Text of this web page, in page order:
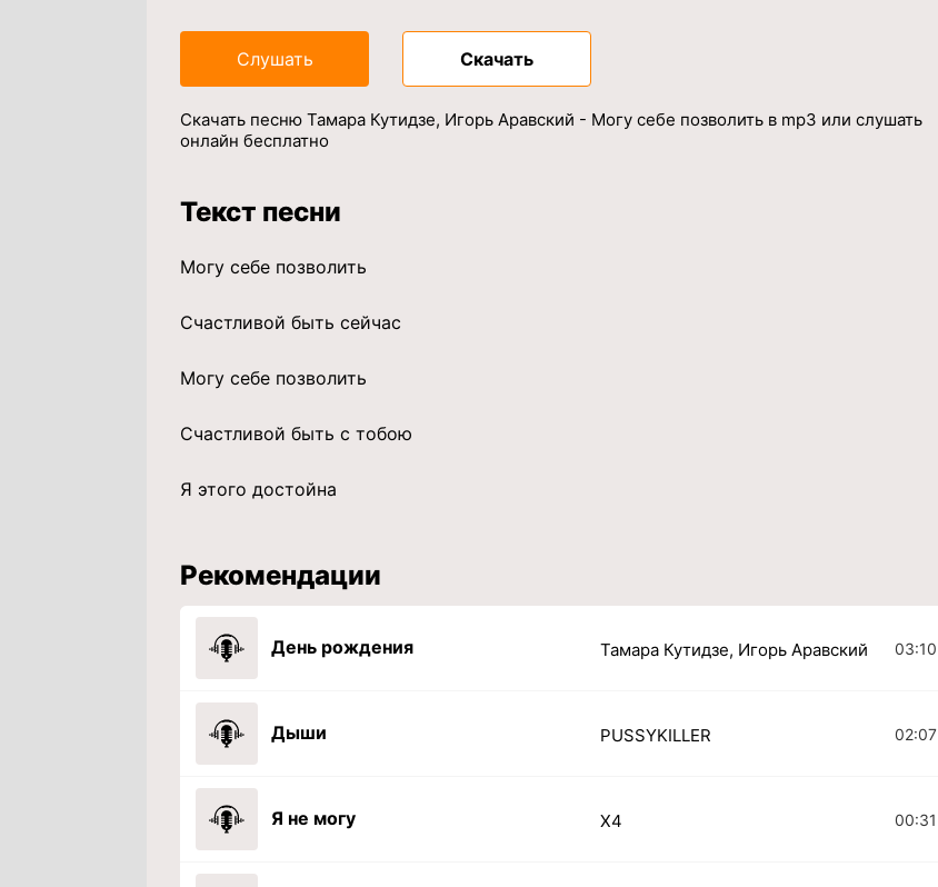
Слушать Скачать
Скачать песню Тамара Кутидзе, Игорь Аравский - Могу себе позволить в mp3 или слушать
онлайн бесплатно
Текст песни
Могу себе позволить
Счастливой быть сейчас
Могу себе позволить
Счастливой быть с тобою
Я этого достойна
Рекомендации
День рождения Тамара Кутидзе, Игорь Аравский 03:10
Дыши PUSSYKILLER 02:07
Я не могу X4 00:31